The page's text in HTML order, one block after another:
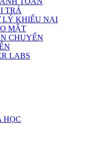
TRẢ
LÝ KHIẾU NẠI
MẬT
CHUYỂN
LABS
HỌC